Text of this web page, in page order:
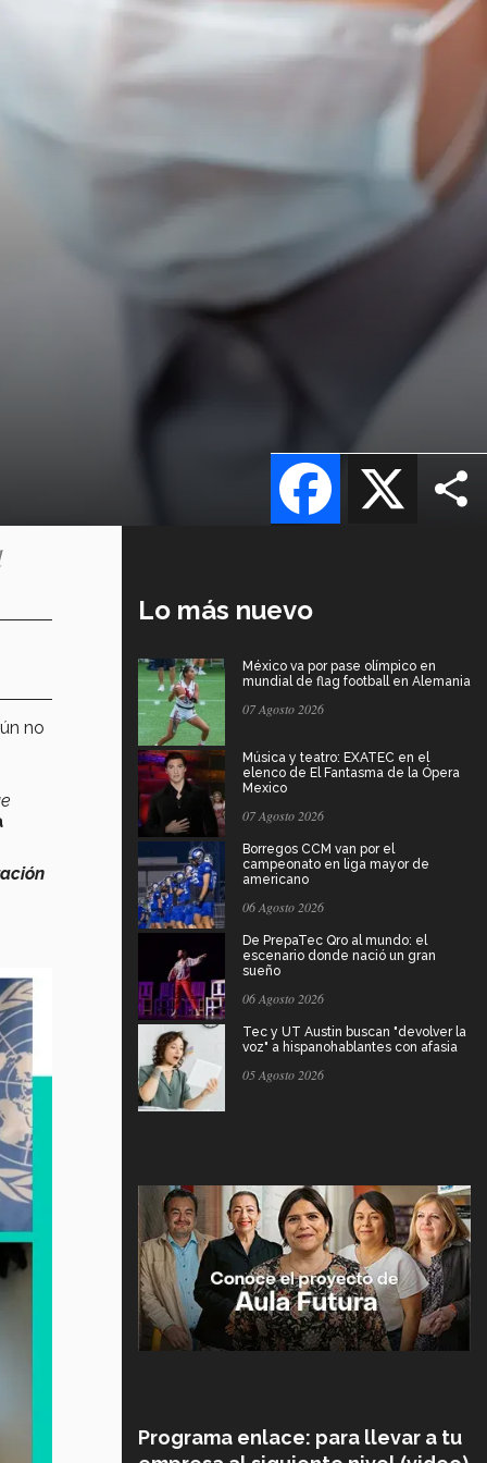
X
Facebook
no
Lo más nuevo
México va por pase olímpico en
mundial de flag football en Alemania
07 Agosto 2026
Música y teatro: EXATEC en el
elenco de El Fantasma de la Ópera
Mexico
07 Agosto 2026
Borregos CCM van por el
campeonato en liga mayor de
americano
06 Agosto 2026
De PrepaTec Qro al mundo: el
escenario donde nació un gran
sueño
06 Agosto 2026
Tec y UT Austin buscan "devolver la
voz" a hispanohablantes con afasia
05 Agosto 2026
Programa enlace: para llevar a tu